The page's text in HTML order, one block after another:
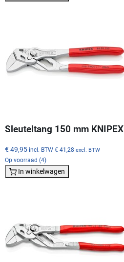
Sleuteltang 150 mm KNIPEX
€ 49,95 incl. BTW € 41,28 excl. BTW
Op voorraad (4)
In winkelwagen